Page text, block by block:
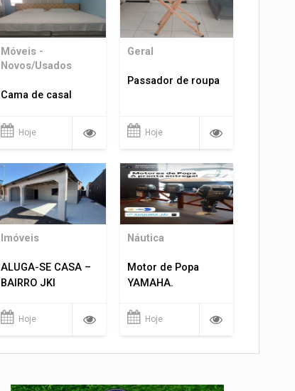
Móveis -
Novos/Usados
Cama de casal
Hoje
Geral
Passador de roupa
Hoje
Imóveis
ALUGA-SE CASA –
BAIRRO JKI
Hoje
Náutica
Motor de Popa
YAMAHA.
Hoje